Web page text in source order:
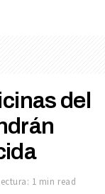
del
1 min read